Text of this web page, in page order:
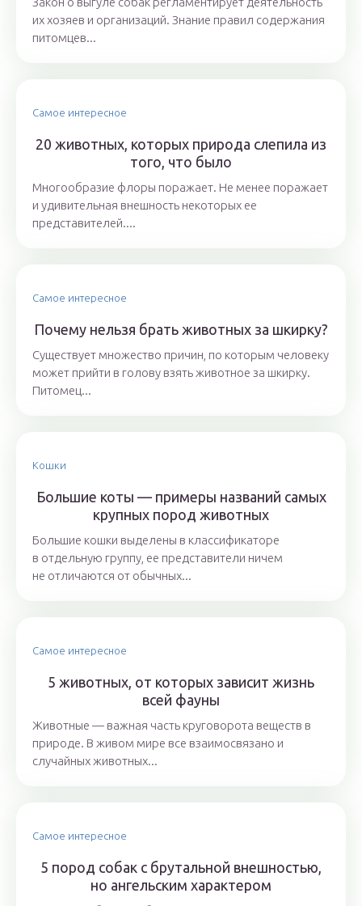
их хозяев и организаций. Знание правил содержания
питомцев...
Самое интересное
20 животных, которых природа слепила из
того, что было
Многообразие флоры поражает. Не менее поражает
и удивительная внешность некоторых ее
представителей....
Самое интересное
Почему нельзя брать животных за шкирку?
Существует множество причин, по которым человеку
может прийти в голову взять животное за шкирку.
Питомец...
Кошки
Большие коты — примеры названий самых
крупных пород животных
Большие кошки выделены в классификаторе
в отдельную группу, ее представители ничем
не отличаются от обычных...
Самое интересное
5 животных, от которых зависит жизнь
всей фауны
Животные — важная часть круговорота веществ в
природе. В живом мире все взаимосвязано и
случайных животных...
Самое интересное
5 пород собак с брутальной внешностью,
но ангельским характером